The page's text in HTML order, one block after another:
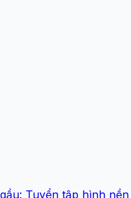
Tuyển tập hình